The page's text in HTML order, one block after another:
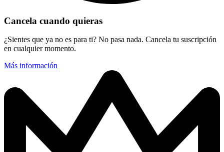
Cancela cuando quieras
¿Sientes que ya no es para ti? No pasa nada. Cancela tu suscripción
en cualquier momento.
Más información